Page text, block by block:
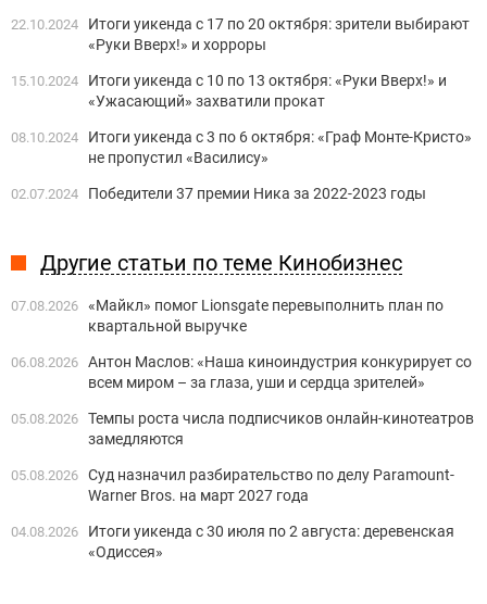
22.10.2024
Итоги уикенда с 17 по 20 октября: зрители выбирают
«Руки Вверх!» и хорроры
15.10.2024
Итоги уикенда с 10 по 13 октября: «Руки Вверх!» и
«Ужасающий» захватили прокат
08.10.2024
Итоги уикенда с 3 по 6 октября: «Граф Монте-Кристо»
не пропустил «Василису»
02.07.2024 Победители 37 премии Ника за 2022-2023 годы
Другие статьи по теме Кинобизнес
07.08.2026 «Майкл» помог Lionsgate перевыполнить план по
квартальной выручке
06.08.2026 Антон Маслов: «Наша киноиндустрия конкурирует со
всем миром – за глаза, уши и сердца зрителей»
05.08.2026 Темпы роста числа подписчиков онлайн-кинотеатров
замедляются
05.08.2026 Суд назначил разбирательство по делу Paramount-
Warner Bros. на март 2027 года
04.08.2026
Итоги уикенда с 30 июля по 2 августа: деревенская
«Одиссея»